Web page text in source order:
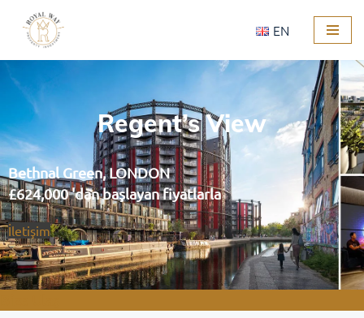
İçeriğe
geç
EN
Regent’s View
Bethnal Green, LONDON
£624,000 'dan başlayan fiyatlarla
İletişim